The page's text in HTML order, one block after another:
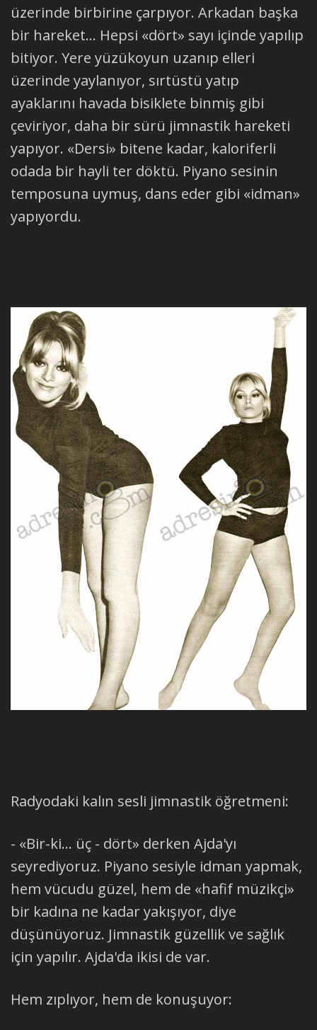
üzerinde birbirine çarpıyor. Arkadan başka
bir hareket... Hepsi «dört» sayı içinde yapılıp
bitiyor. Yere yüzükoyun uzanıp elleri
üzerinde yaylanıyor, sırtüstü yatıp
ayaklarını havada bisiklete binmiş gibi
çeviriyor, daha bir sürü jimnastik hareketi
yapıyor. «Dersi» bitene kadar, kaloriferli
odada bir hayli ter döktü. Piyano sesinin
temposuna uymuş, dans eder gibi «idman»
yapıyordu.
Radyodaki kalın sesli jimnastik öğretmeni:
- «Bir-ki... üç - dört» derken Ajda'yı
seyrediyoruz. Piyano sesiyle idman yapmak,
hem vücudu güzel, hem de «hafif müzikçi»
bir kadına ne kadar yakışıyor, diye
düşünüyoruz. Jimnastik güzellik ve sağlık
için yapılır. Ajda'da ikisi de var.
Hem zıplıyor, hem de konuşuyor: